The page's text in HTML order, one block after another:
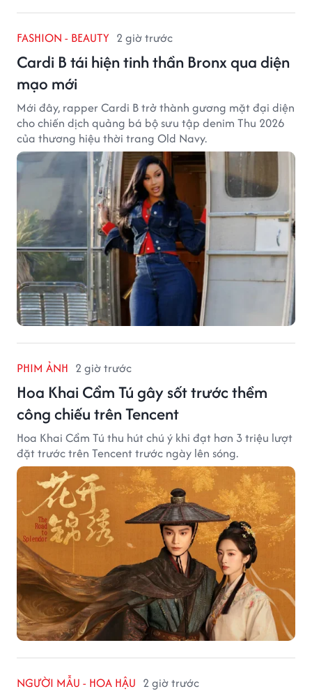
FASHION - BEAUTY 2 giờ trước
Cardi B tái hiện tinh thần Bronx qua diện
mạo mới
Mới đây, rapper Cardi B trở thành gương mặt đại diện
cho chiến dịch quảng bá bộ sưu tập denim Thu 2026
của thương hiệu thời trang Old Navy.
PHIM ẢNH 2 giờ trước
Hoa Khai Cẩm Tú gây sốt trước thềm
công chiếu trên Tencent
Hoa Khai Cẩm Tú thu hút chú ý khi đạt hơn 3 triệu lượt
đặt trước trên Tencent trước ngày lên sóng.
NGƯỜI MẪU - HOA HẬU 2 giờ trước